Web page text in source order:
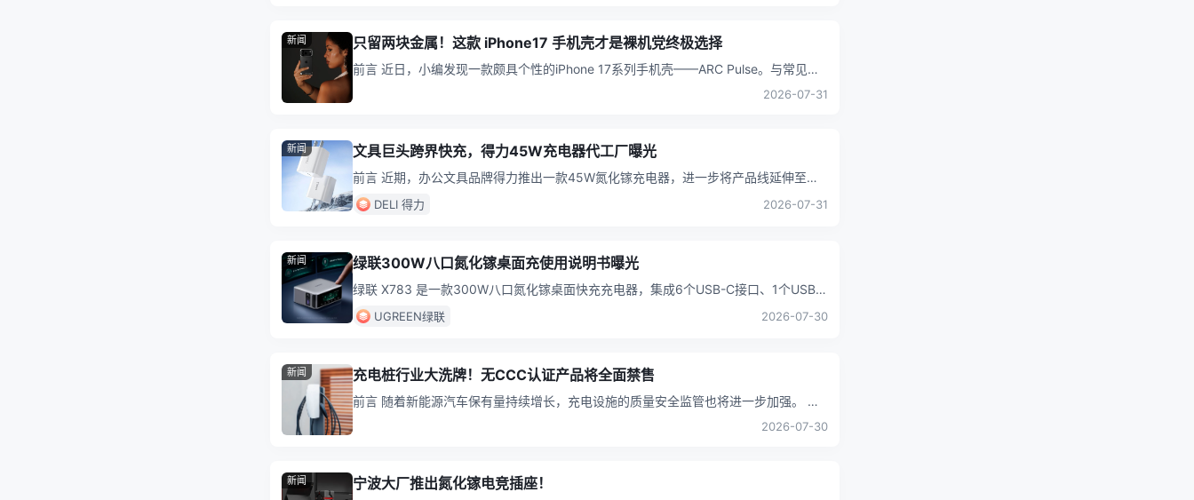
新闻 只留两块金属！这款 iPhone17 手机壳才是裸机党终极选择
前言 近日，小编发现一款颇具个性的iPhone 17系列手机壳——ARC Pulse。与常见的
2026-07-31
新闻 文具巨头跨界快充，得力45W充电器代工厂曝光
前言 近期，办公文具品牌得力推出一款45W氮化镓充电器，进一步将产品线延伸至手
机快充市场。新品型号为DL-PA45，采用单USB-C接口设
DELI 得力 2026-07-31
新闻 绿联300W八口氮化镓桌面充使用说明书曝光
绿联 X783 是一款300W八口氮化镓桌面快充充电器，集成6个USB-C接口、1个USB-
A接口和1个DC接口，可同时满足笔记本、平
UGREEN绿联 2026-07-30
新闻 充电桩行业大洗牌！无CCC认证产品将全面禁售
前言 随着新能源汽车保有量持续增长，充电设施的质量安全监管也将进一步加强。 根
2026-07-30
新闻 宁波大厂推出氮化镓电竞插座！